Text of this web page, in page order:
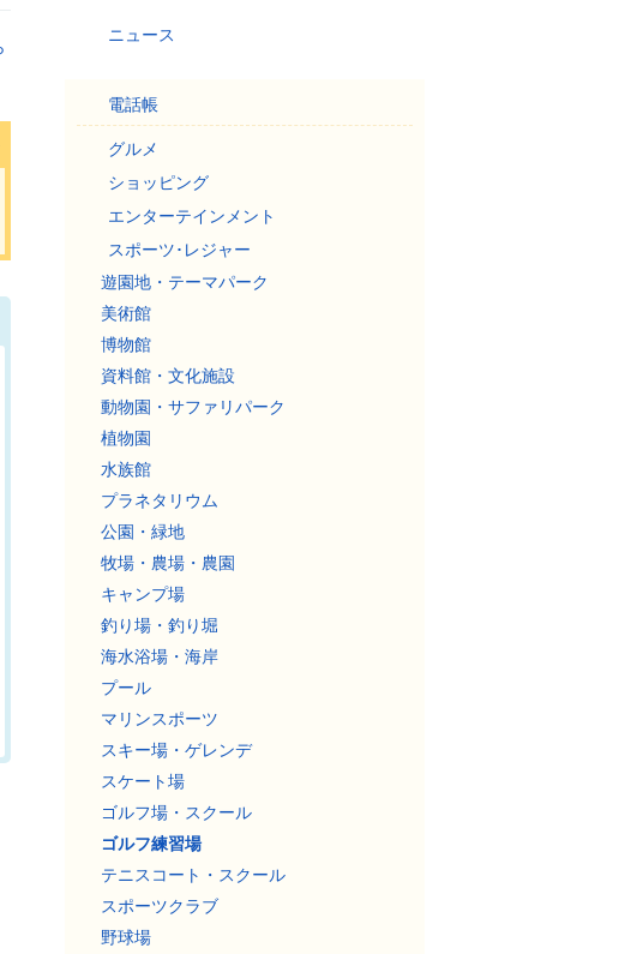
ニュース
電話帳
グルメ
ショッピング
エンターテインメント
スポーツ･レジャー
遊園地・テーマパーク
美術館
博物館
資料館・文化施設
動物園・サファリパーク
植物園
水族館
プラネタリウム
公園・緑地
牧場・農場・農園
キャンプ場
釣り場・釣り堀
海水浴場・海岸
プール
マリンスポーツ
スキー場・ゲレンデ
スケート場
ゴルフ場・スクール
ゴルフ練習場
テニスコート・スクール
スポーツクラブ
野球場